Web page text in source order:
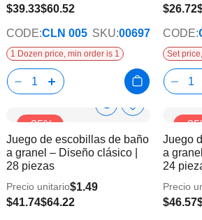
$39.33$60.52
CODE:CLN 005 SKU:00697
1 Dozen price, min order is 1
$26.72
CODE:
Set
-35%
Show
Info
Añadir
la
lista
deseos
Juego de escobillas de baño
a granel – Diseño clásico |
28 piezas
$41.74$64.22
Precio unitario$1.49
-
Juego
a
24
$46.57
Precio